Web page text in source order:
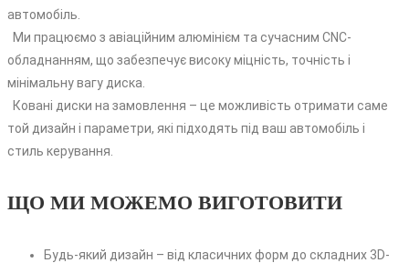
автомобіль.
Ми працюємо з авіаційним алюмінієм та сучасним CNC-
обладнанням, що забезпечує високу міцність, точність і
мінімальну вагу диска.
Ковані диски на замовлення – це можливість отримати саме
той дизайн і параметри, які підходять під ваш автомобіль і
стиль керування.
ЩО МИ МОЖЕМО ВИГОТОВИТИ
Будь-який дизайн – від класичних форм до складних 3D-